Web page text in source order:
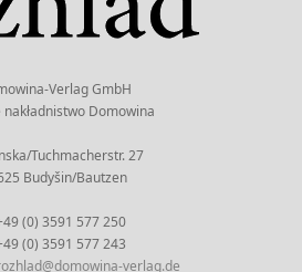
Verlag GmbH
nakładnistwo Domowina
Tuchmacherstr. 27
Budyšin/Bautzen
(0) 3591 577 250
(0) 3591 577 243
verlag.de